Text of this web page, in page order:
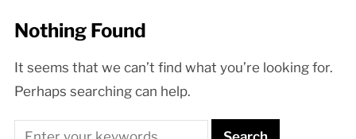
Nothing Found
It seems that we can’t find what you’re looking for.
Perhaps searching can help.